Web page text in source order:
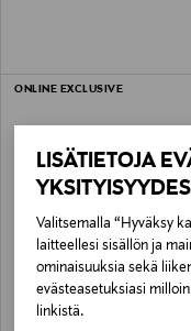
LISÄTIETOJA
Valitsemalla “Hyväksy
laitteellesi sisällön ja
ominaisuuksia sekä
evästeasetuksiasi
linkistä.
ONLINE EXCLUSIVE
NERF GUNS